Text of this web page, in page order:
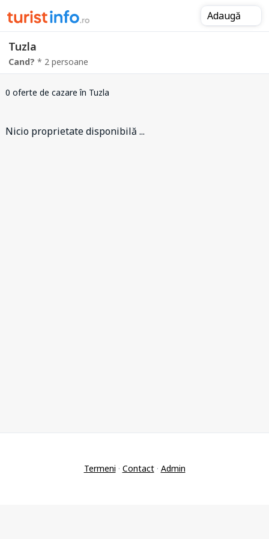
Adaugă
Tuzla
Cand? * 2 persoane
0 oferte de cazareîn Tuzla
Nicio proprietate disponibilă ...
Termeni · Contact· Admin